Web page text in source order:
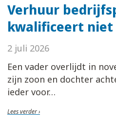
Verhuur
kwalificeert niet
2 juli 2026
Een vader overlijdt in
zijn zoon en dochter
ieder voor
Lees verder ›